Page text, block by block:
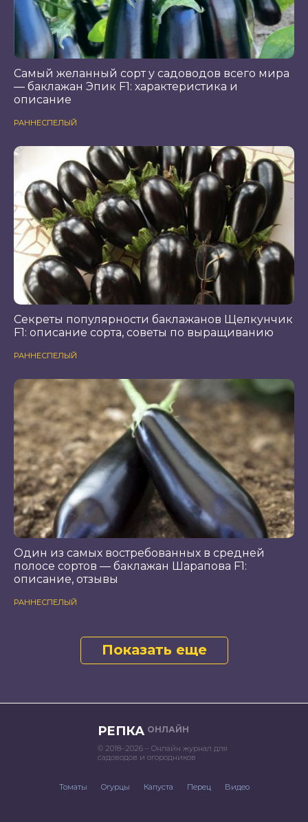
Самый желанный сорт у садоводов всего мира
— баклажан Эпик F1: характеристика и
описание
РАННЕСПЕЛЫЙ
Секреты популярности баклажанов Щелкунчик
F1: описание сорта, советы по выращиванию
РАННЕСПЕЛЫЙ
Один из самых востребованных в средней
полосе сортов — баклажан Шарапова F1:
описание, отзывы
РАННЕСПЕЛЫЙ
Показать еще
РЕПКА ОНЛАЙН
© 2018–2026 – Онлайн журнал для
садоводов и огородников
Томаты Огурцы Капуста Перец Видео